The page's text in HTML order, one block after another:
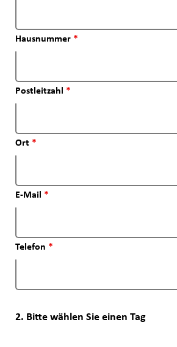
Hausnummer *
Postleitzahl *
Ort *
E-Mail *
Telefon *
2. Bitte wählen Sie einen Tag